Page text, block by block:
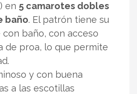
en 5 camarotes dobles
baño. El patrón tiene su
baño, con acceso
de proa, lo que permite
y con buena
a las escotillas